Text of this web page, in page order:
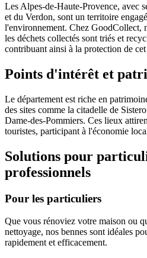
Les Alpes-de-Haute-Provence, avec
et du Verdon, sont un territoire
l'environnement. Chez GoodCollect,
les déchets collectés sont triés et
contribuant ainsi à la protection de
Points d'intérêt et
Le département est riche en
des sites comme la citadelle de
Dame-des-Pommiers. Ces lieux
touristes, participant à l'économie
Solutions pour
professionnels
Pour les particuliers
Que vous rénoviez votre maison ou
nettoyage, nos bennes sont idéales
rapidement et efficacement.